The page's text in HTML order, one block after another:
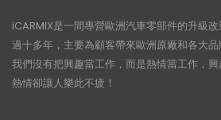
iCARMIX是一間專營歐洲汽車零部件的升級
過十多年，主要為顧客帶來歐洲原廠和各大品
我們沒有把興趣當工作，而是熱情當工作，興
熱情卻讓人樂此不疲！